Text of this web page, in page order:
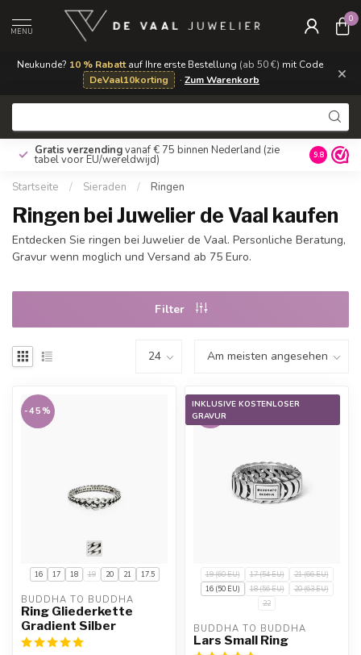
Neukunde? 10 % Rabattauf Ihre erste Bestellung (ab 50 €) mit Code
DeVaal10korting
· Zum Warenkorb ×
MENU
0
Gratis verzendingvanaf € 75 binnen Nederland (zie
tabel voor EU/wereldwijd) 9.8
Startseite / Sieraden / Ringen
Ringen bei Juwelier de Vaal kaufen
Entdecken Sie ringen bei Juwelier de Vaal. Personliche Beratung,
Gravur wenn moglich und Versand ab 75 Euro.
Filter
16 17 18 19 20 21 17.5
-45%
BUDDHA TO BUDDHA
Ring Gliederkette
Gradient Silber
INKLUSIVE KOSTENLOSER
GRAVUR
19 (60 EU) 17 (54 EU)
21 (66 EU)
16 (50 EU)
18 (56 EU)
20 (63 EU)
22
-50%
BUDDHA TO BUDDHA
Lars Small Ring